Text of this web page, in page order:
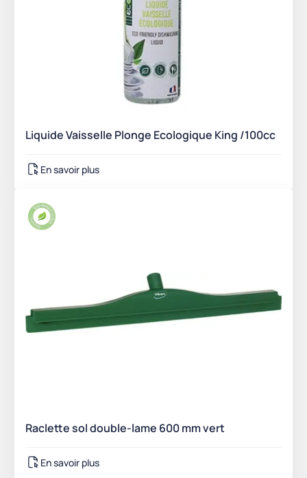
Liquide Vaisselle Plonge Ecologique King /100cc
En savoir plus
Raclette sol double-lame 600 mm vert
En savoir plus